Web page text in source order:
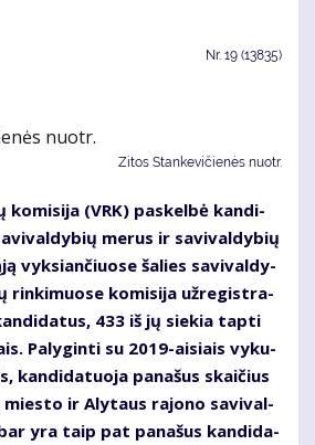
Nr. 19 (13835)
Zitos Stankevičienės nuotr.
ko­mi­si­ja (VRK) pa­skel­bė kan­di­
me­rus ir sa­vi­val­dy­bių
vyk­sian­čiuo­se ša­lies sa­vi­val­dy­
rin­ki­muo­se ko­mi­si­ja už­re­gist­ra­
433 iš jų sie­kia tap­ti
Pa­ly­gin­ti su 2019-ai­siais vy­ku­
kan­di­da­tuo­ja pa­na­šus skai­čius
mies­to ir Aly­taus ra­jo­no sa­vi­val­
yra taip pat pa­na­šus kan­di­da­